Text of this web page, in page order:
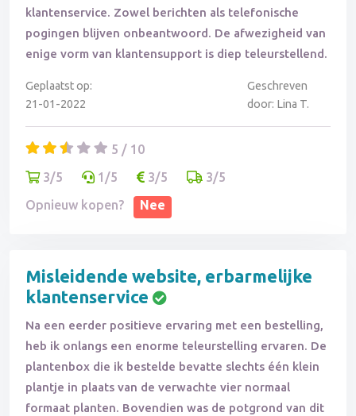
klantenservice. Zowel berichten als telefonische
pogingen blijven onbeantwoord. De afwezigheid van
enige vorm van klantensupport is diep teleurstellend.
Geplaatst op:
21-01-2022
Geschreven
door: Lina T.
5 / 10
3/5
1/5 3/5
3/5
Opnieuw kopen?
Nee
Misleidende website, erbarmelijke
klantenservice
Na een eerder positieve ervaring met een bestelling,
heb ik onlangs een enorme teleurstelling ervaren. De
plantenbox die ik bestelde bevatte slechts één klein
plantje in plaats van de verwachte vier normaal
formaat planten. Bovendien was de potgrond van dit